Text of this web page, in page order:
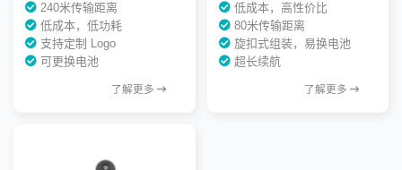
240米传输距离
低成本，低功耗
支持定制 Logo
可更换电池
了解更多
低成本，高性价比
80米传输距离
旋扣式组装，易换电池
超长续航
了解更多